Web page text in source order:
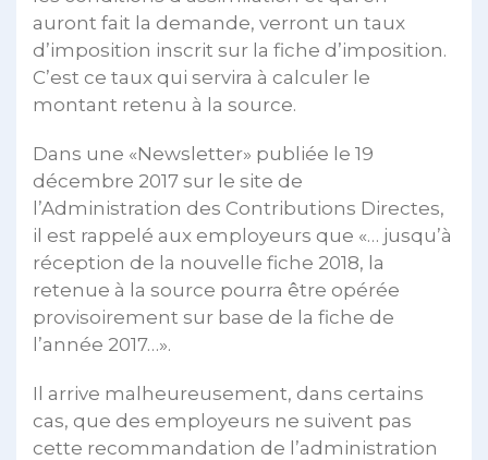
auront fait la demande, verront un taux
d’imposition inscrit sur la fiche d’imposition.
C’est ce taux qui servira à calculer le
montant retenu à la source.
Dans une «Newsletter» publiée le 19
décembre 2017 sur le site de
l’Administration des Contributions Directes,
il est rappelé aux employeurs que «… jusqu’à
réception de la nouvelle fiche 2018, la
retenue à la source pourra être opérée
provisoirement sur base de la fiche de
l’année 2017…».
Il arrive malheureusement, dans certains
cas, que des employeurs ne suivent pas
cette recommandation de l’administration